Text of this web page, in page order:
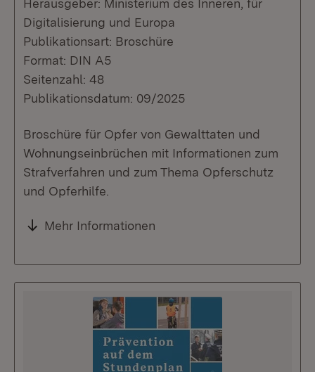
Herausgeber: Ministerium des Inneren, für
Digitalisierung und Europa
Publikationsart: Broschüre
Format: DIN A5
Seitenzahl: 48
Publikationsdatum: 09/2025
Broschüre für Opfer von Gewalttaten und
Wohnungseinbrüchen mit Informationen zum
Strafverfahren und zum Thema Opferschutz
und Opferhilfe.
Mehr Informationen